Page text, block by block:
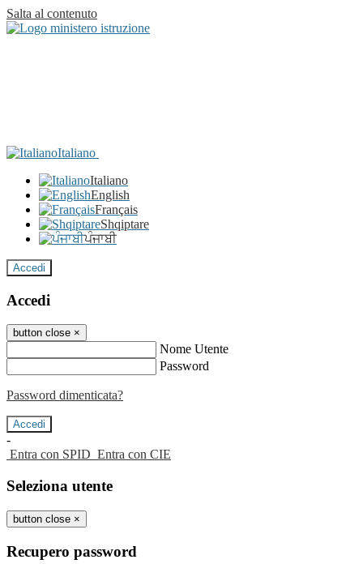
Salta al contenuto
Italiano
Italiano
English
Français
Shqiptare
ਪੰਜਾਬੀ
Accedi
Accedi
button close ×
Nome Utente
Password
Password dimenticata?
-
Entra con SPID Entra con CIE
Seleziona utente
button close ×
Recupero password